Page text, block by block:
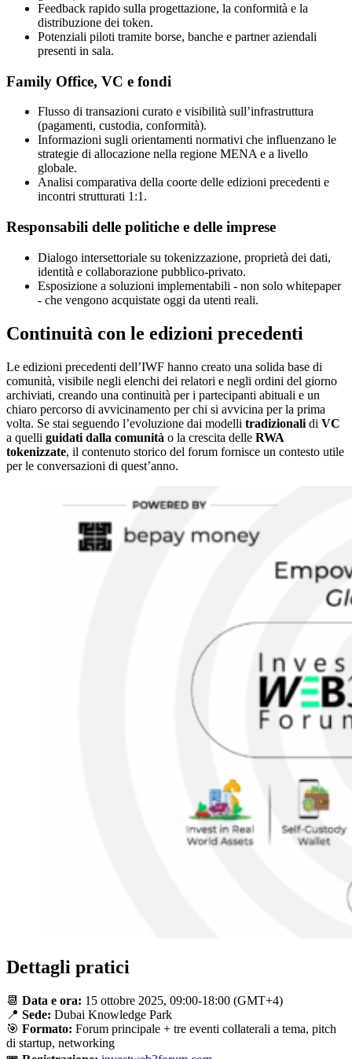
Feedback rapido sulla progettazione, la conformità e la
distribuzione dei token.
Potenziali piloti tramite borse, banche e partner aziendali
presenti in sala.
Family Office, VC e fondi
Flusso di transazioni curato e visibilità sull’infrastruttura
(pagamenti, custodia, conformità).
Informazioni sugli orientamenti normativi che influenzano le
strategie di allocazione nella regione MENA e a livello
globale.
Analisi comparativa della coorte delle edizioni precedenti e
incontri strutturati 1:1.
Responsabili delle politiche e delle imprese
Dialogo intersettoriale su tokenizzazione, proprietà dei dati,
identità e collaborazione pubblico-privato.
Esposizione a soluzioni implementabili - non solo whitepaper
- che vengono acquistate oggi da utenti reali.
Continuità con le edizioni precedenti
Le edizioni precedenti dell’IWF hanno creato una solida base di
comunità, visibile negli elenchi dei relatori e negli ordini del giorno
archiviati, creando una continuità per i partecipanti abituali e un
chiaro percorso di avvicinamento per chi si avvicina per la prima
volta. Se stai seguendo l’evoluzione dai modelli tradizionali di VC
a quelli guidati dalla comunità o la crescita delle RWA
tokenizzate, il contenuto storico del forum fornisce un contesto utile
per le conversazioni di quest’anno.
Dettagli pratici
📆 Data e ora: 15 ottobre 2025, 09:00-18:00 (GMT+4)
📍 Sede: Dubai Knowledge Park
🎯 Formato: Forum principale + tre eventi collaterali a tema, pitch
di startup, networking